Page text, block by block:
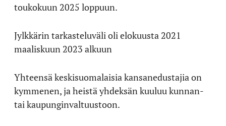
toukokuun 2025 loppuun.
Jylkkärin tarkasteluväli oli elokuusta 2021
maaliskuun 2023 alkuun
Yhteensä keskisuomalaisia kansanedustajia on
kymmenen, ja heistä yhdeksän kuuluu kunnan-
tai kaupunginvaltuustoon.